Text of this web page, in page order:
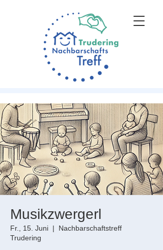
Musikzwergerl
Fr., 15. Juni
  |
Nachbarschaftstreff
Trudering